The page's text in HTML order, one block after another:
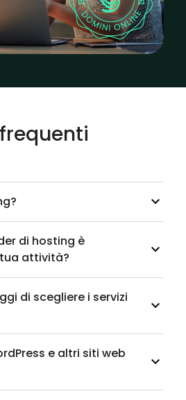
di hosting è
attività?
di scegliere i servizi
e altri siti web